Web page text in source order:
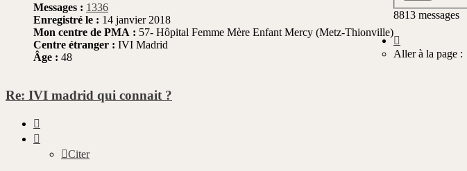
Messages : 1336
Enregistré le : 14 janvier 2018
Mon centre de PMA : 57- Hôpital Femme Mère Enfant Mercy (Metz-Thionville)
Centre étranger : IVI Madrid
Âge : 48
Re: IVI madrid qui connait ?
Citer
8813 messages
854
Aller à la page :